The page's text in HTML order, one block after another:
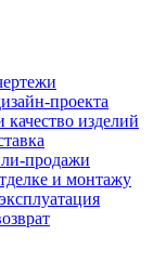
проекта
изделий
продажи
и монтажу